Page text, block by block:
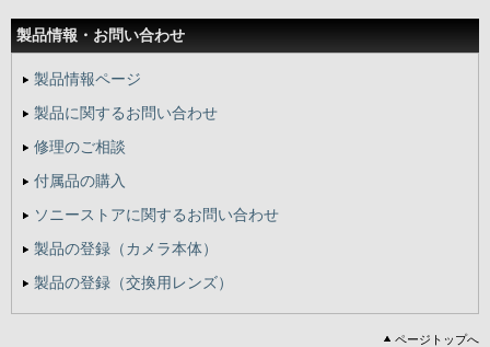
製品情報・ お問い合わせ
製品情報ページ
製品に関するお問い合わせ
修理のご相談
付属品の購入
ソニーストアに関するお問い合わせ
製品の登録 （カメラ本体）
製品の登録 （交換用レンズ）
ページトップへ